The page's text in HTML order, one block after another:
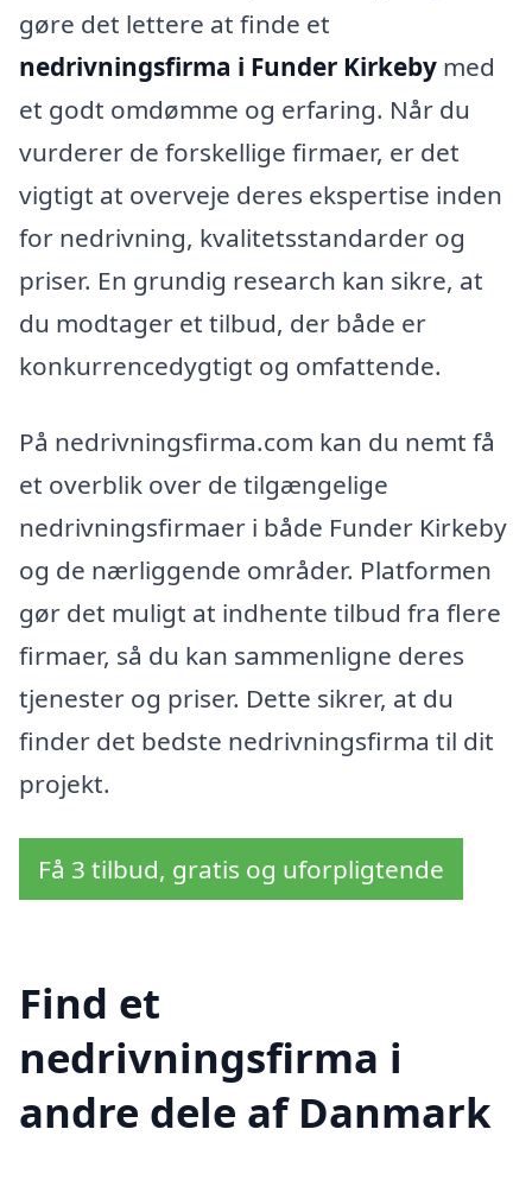
gøre det lettere at finde et
nedrivningsfirma i Funder Kirkeby med
et godt omdømme og erfaring. Når du
vurderer de forskellige firmaer, er det
vigtigt at overveje deres ekspertise inden
for nedrivning, kvalitetsstandarder og
priser. En grundig research kan sikre, at
du modtager et tilbud, der både er
konkurrencedygtigt og omfattende.
På nedrivningsfirma.com kan du nemt få
et overblik over de tilgængelige
nedrivningsfirmaer i både Funder Kirkeby
og de nærliggende områder. Platformen
gør det muligt at indhente tilbud fra flere
firmaer, så du kan sammenligne deres
tjenester og priser. Dette sikrer, at du
finder det bedste nedrivningsfirma til dit
projekt.
Få 3 tilbud, gratis og uforpligtende
Find et
nedrivningsfirma i
andre dele af Danmark